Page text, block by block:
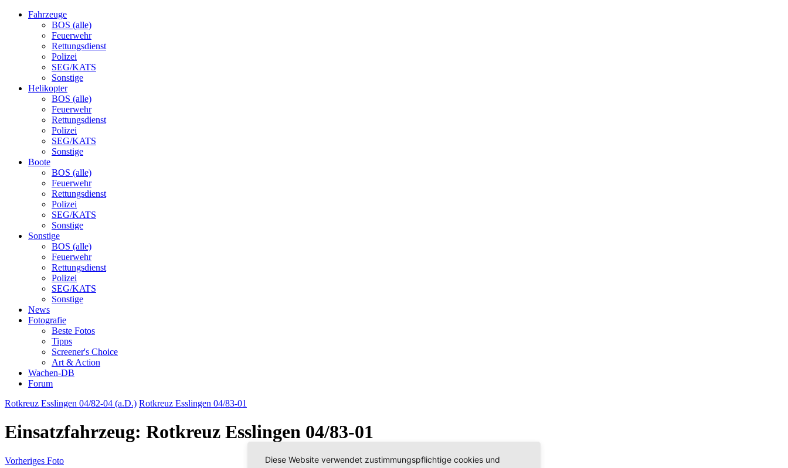
Fahrzeuge
BOS (alle)
Feuerwehr
Rettungsdienst
Polizei
SEG/KATS
Sonstige
Helikopter
BOS (alle)
Feuerwehr
Rettungsdienst
Polizei
SEG/KATS
Sonstige
Boote
BOS (alle)
Feuerwehr
Rettungsdienst
Polizei
SEG/KATS
Sonstige
Sonstige
BOS (alle)
Feuerwehr
Rettungsdienst
Polizei
SEG/KATS
Sonstige
News
Fotografie
Beste Fotos
Tipps
Screener's Choice
Art & Action
Wachen-DB
Forum
Rotkreuz Esslingen 04/82-04 (a.D.) Rotkreuz Esslingen 04/83-01
Einsatzfahrzeug: Rotkreuz Esslingen 04/83-01
Vorheriges Foto
Diese Website verwendet zustimmungspflichtige cookies und